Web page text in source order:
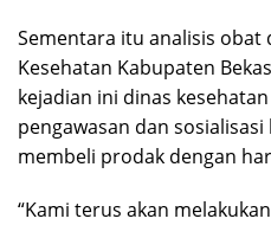
Sementara itu analisis obat
Kesehatan Kabupaten
kejadian ini dinas
pengawasan dan
membeli prodak dengan
“Kami terus akan